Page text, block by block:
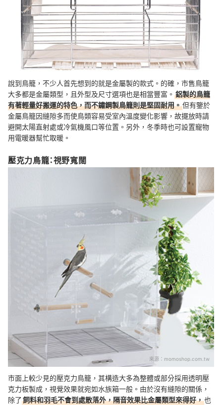
說到鳥籠，不少人首先想到的就是金屬製的款式。的確，市售鳥籠
大多都是金屬類型，且外型及尺寸選項也是相當豐富。 鋁製的鳥籠
有著輕量好搬運的特色，而不鏽鋼製鳥籠則是堅固耐用。但有鑒於
金屬鳥籠因縫隙多而使鳥類容易受室內溫度變化影響，故擺放時請
避開太陽直射處或冷氣機風口等位置。另外，冬季時也可設置寵物
用電暖器幫忙取暖。
壓克力鳥籠：視野寬闊
來源： momoshop.com.tw
市面上較少見的壓克力鳥籠，其構造大多為整體或部分採用透明壓
克力板製成，視覺效果就宛如水族箱一般。由於沒有縫隙的關係，
除了飼料和羽毛不會到處散落外，隔音效果比金屬類型來得好，也